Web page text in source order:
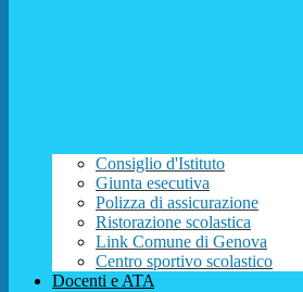
Consiglio d'Istituto
Giunta esecutiva
Polizza di assicurazione
Ristorazione scolastica
Link Comune di Genova
Centro sportivo scolastico
Docenti e ATA